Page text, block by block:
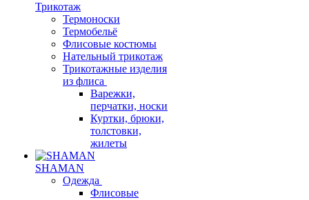
Трикотаж
Термоноски
Термобельё
Флисовые костюмы
Нательный трикотаж
Трикотажные изделия
из флиса
Варежки,
перчатки, носки
Куртки, брюки,
толстовки,
жилеты
SHAMAN
Одежда
Флисовые